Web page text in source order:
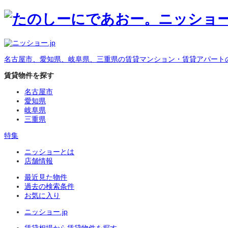
名古屋市、愛知県、岐阜県、三重県の賃貸マンション・賃貸アパート
賃貸物件を探す
名古屋市
愛知県
岐阜県
三重県
特集
ニッショーとは
店舗情報
最近見た物件
過去の検索条件
お気に入り
ニッショー.jp